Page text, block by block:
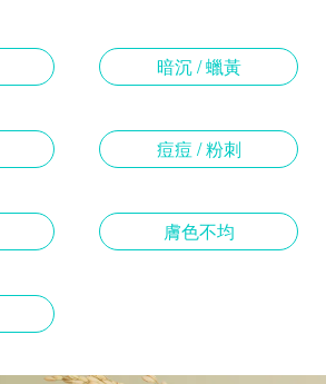
暗沉 / 蠟黃
痘痘 / 粉刺
膚色不均